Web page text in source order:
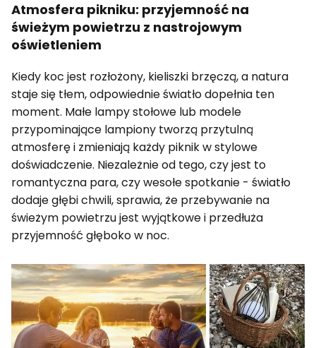
Atmosfera pikniku: przyjemność na
świeżym powietrzu z nastrojowym
oświetleniem
Kiedy koc jest rozłożony, kieliszki brzęczą, a natura
staje się tłem, odpowiednie światło dopełnia ten
moment. Małe lampy stołowe lub modele
przypominające lampiony tworzą przytulną
atmosferę i zmieniają każdy piknik w stylowe
doświadczenie. Niezależnie od tego, czy jest to
romantyczna para, czy wesołe spotkanie - światło
dodaje głębi chwili, sprawia, że przebywanie na
świeżym powietrzu jest wyjątkowe i przedłuża
przyjemność głęboko w noc.